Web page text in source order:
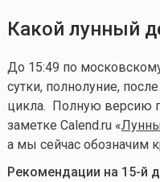
Какой лунный
До 15:49 по
сутки, полнолуние,
цикла. Полную версию
заметке Calend.ru «
а мы сейчас обозначим
Рекомендации на 15-й